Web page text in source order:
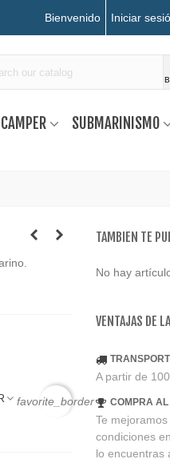
Bienvenido Iniciar
SUBMARINISMO
favorite_border
TAMBIEN TE
No hay
VENTAJAS DE
A partir de
COMPRA
Te
condiciones
lo encuentras